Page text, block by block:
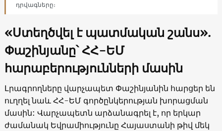
դրվագները։
«Ստեղծվել է պատմական շանս».
Փաշինյանը՝ ՀՀ-ԵՄ
հարաբերությունների մասին
Լրագրողները վարչապետ Փաշինյանին հարցեր են
ուղղել նաև ՀՀ-ԵՄ գործընկերության խորացման
մասին: Վարչապետն արձանագրել է, որ երկար
ժամանակ Եվրամիությունը Հայաստանի թիվ մեկ